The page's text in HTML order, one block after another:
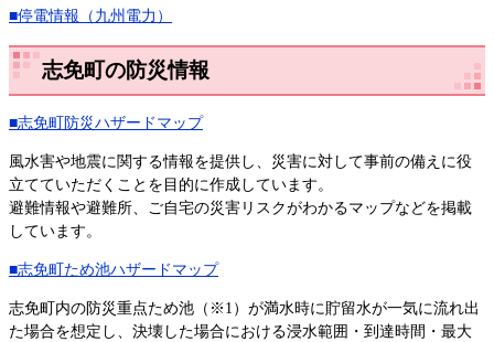
■停電情報（九州電力）
志免町の防災情報
■志免町防災ハザードマップ
風水害や地震に関する情報を提供し、災害に対して事前の備えに役
立てていただくことを目的に作成しています。
避難情報や避難所、ご自宅の災害リスクがわかるマップなどを掲載
しています。
■志免町ため池ハザードマップ
志免町内の防災重点ため池（※1）が満水時に貯留水が一気に流れ出
た場合を想定し、決壊した場合における浸水範囲・到達時間・最大